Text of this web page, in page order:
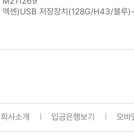
엑센)USB 저장장치(128G/H43/블루)-
회사소개 입금은행보기 모바